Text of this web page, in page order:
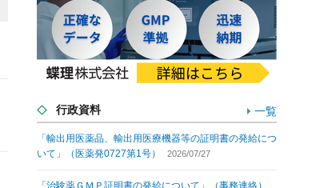
行政資料 一覧
「輸出用医薬品、輸出用医療機器等の証明書の発給につ
いて」（医薬発0727第1号）
2026/07/27
「治験薬ＧＭＰ証明書の発給について」（事務連絡）